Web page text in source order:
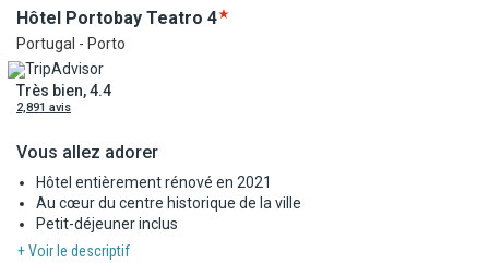
Hôtel Portobay Teatro 4
Portugal - Porto
Très bien, 4.4
2,891 avis
Vous allez adorer
Hôtel entièrement rénové en 2021
Au cœur du centre historique de la ville
Petit-déjeuner inclus
+ Voir le descriptif